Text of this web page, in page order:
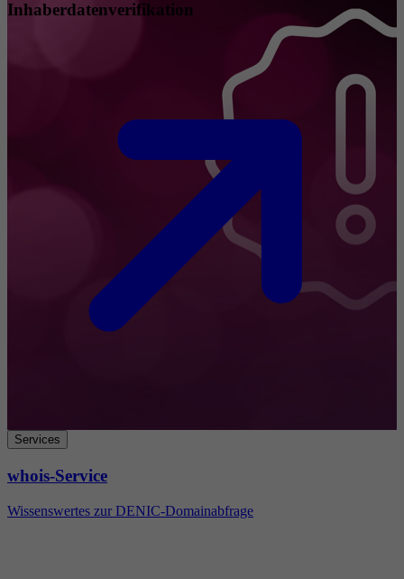
Inhaberdatenverifikation
Services
whois-Service
Wissenswertes zur DENIC-Domainabfrage